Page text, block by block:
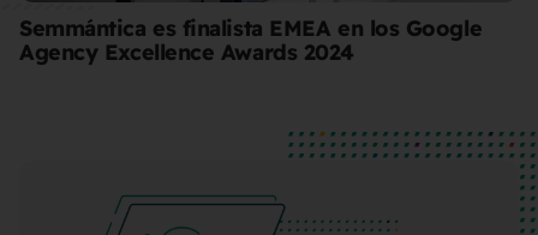
Semmántica es finalista EMEA en los Google
Agency Excellence Awards 2024